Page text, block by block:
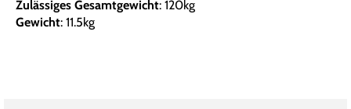
Zulässiges Gesamtgewicht: 120kg
Gewicht: 11.5kg